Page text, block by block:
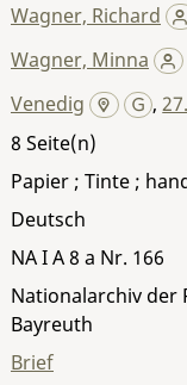
Wagner, Richard
Wagner, Minna
Venedig ,
8
Papier ; Tinte ;
Deutsch
NA I A 8 a Nr. 166
Nationalarchiv der
Bayreuth
Brief